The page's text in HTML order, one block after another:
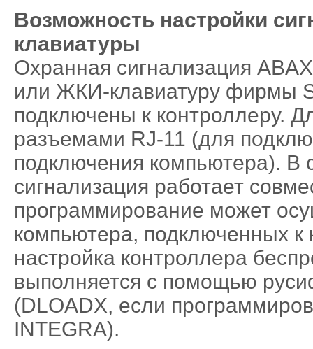
Возможность настройки
клавиатуры
Охранная сигнализация
или ЖКИ-клавиатуру фирмы
подключены к контроллеру.
разъемами RJ-11 (для
подключения компьютера). В
сигнализация работает
программирование может
компьютера, подключенных к
настройка контроллера
выполняется с помощью
(DLOADX, если
INTEGRA).